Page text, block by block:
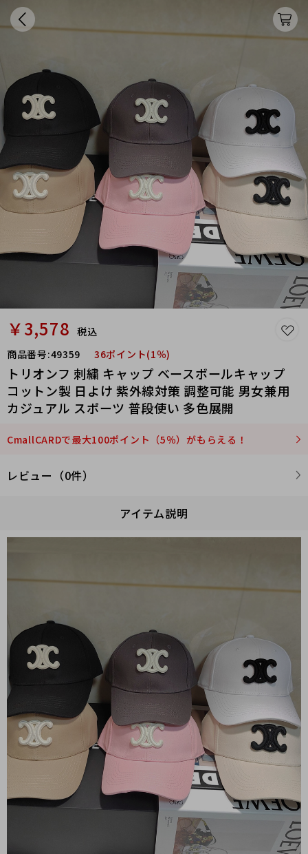
￥3,578 税込
商品番号:49359 36ポイント(1％)
トリオンフ 刺繍 キャップ ベースボールキャップ
コットン製 日よけ 紫外線対策 調整可能 男女兼用
カジュアル スポーツ 普段使い 多色展開
CmallCARDで最大100ポイント（5％）がもらえる！
レビュー（0件）
アイテム説明